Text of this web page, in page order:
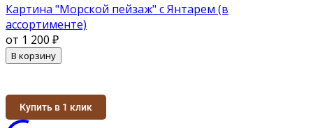
Картина "Морской пейзаж" с Янтарем (в
ассортименте)
от 1 200 ₽
В корзину
Купить в 1 клик